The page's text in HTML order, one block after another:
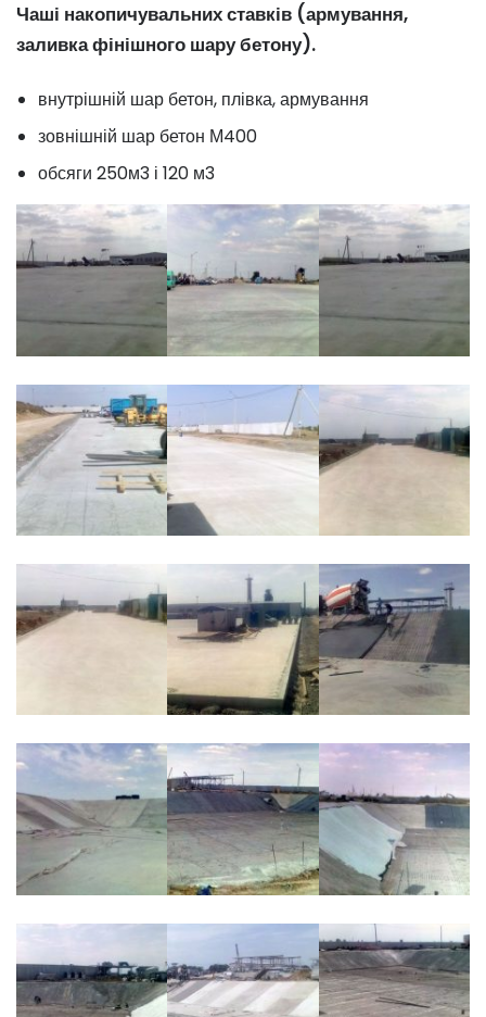
Чаші накопичувальних ставків (армування,
заливка фінішного шару бетону).
внутрішній шар бетон, плівка, армування
зовнішній шар бетон М400
обсяги 250м3 і 120 м3